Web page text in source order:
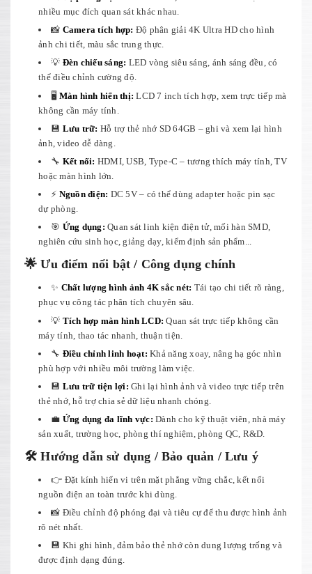
nhiều mục đích quan sát khác nhau.
📸 Camera tích hợp: Độ phân giải 4K Ultra HD cho hình
ảnh chi tiết, màu sắc trung thực.
💡 Đèn chiếu sáng: LED vòng siêu sáng, ánh sáng đều, có
thể điều chỉnh cường độ.
🖥️ Màn hình hiển thị: LCD 7 inch tích hợp, xem trực tiếp mà
không cần máy tính.
💾 Lưu trữ: Hỗ trợ thẻ nhớ SD 64GB – ghi và xem lại hình
ảnh, video dễ dàng.
🔧 Kết nối: HDMI, USB, Type-C – tương thích máy tính, TV
hoặc màn hình lớn.
⚡ Nguồn điện: DC 5V – có thể dùng adapter hoặc pin sạc
dự phòng.
🎯 Ứng dụng: Quan sát linh kiện điện tử, mối hàn SMD,
nghiên cứu sinh học, giảng dạy, kiểm định sản phẩm...
🌟 Ưu điểm nổi bật / Công dụng chính
✨ Chất lượng hình ảnh 4K sắc nét: Tái tạo chi tiết rõ ràng,
phục vụ công tác phân tích chuyên sâu.
💡 Tích hợp màn hình LCD: Quan sát trực tiếp không cần
máy tính, thao tác nhanh, thuận tiện.
🔧 Điều chỉnh linh hoạt: Khả năng xoay, nâng hạ góc nhìn
phù hợp với nhiều môi trường làm việc.
💾 Lưu trữ tiện lợi: Ghi lại hình ảnh và video trực tiếp trên
thẻ nhớ, hỗ trợ chia sẻ dữ liệu nhanh chóng.
💼 Ứng dụng đa lĩnh vực: Dành cho kỹ thuật viên, nhà máy
sản xuất, trường học, phòng thí nghiệm, phòng QC, R&D.
🛠️ Hướng dẫn sử dụng / Bảo quản / Lưu ý
👉 Đặt kính hiển vi trên mặt phẳng vững chắc, kết nối
nguồn điện an toàn trước khi dùng.
📸 Điều chỉnh độ phóng đại và tiêu cự để thu được hình ảnh
rõ nét nhất.
💾 Khi ghi hình, đảm bảo thẻ nhớ còn dung lượng trống và
được định dạng đúng.